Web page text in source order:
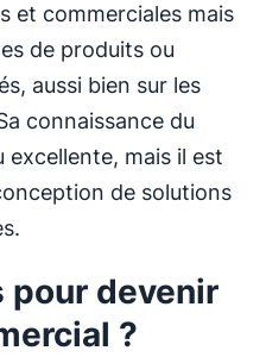
et commerciales mais
de produits ou
aussi bien sur les
connaissance du
mais il est
de solutions
pour devenir
?